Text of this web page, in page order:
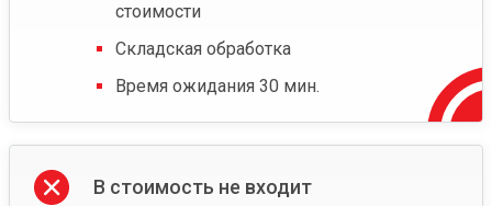
стоимости
Складская обработка
Время ожидания 30 мин.
В стоимость не входит